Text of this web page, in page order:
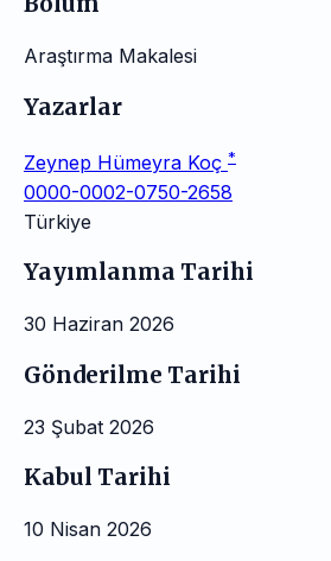
Araştırma Makalesi
Yazarlar
Zeynep Hümeyra Koç *
0000-0002-0750-2658
Türkiye
Yayımlanma Tarihi
30 Haziran 2026
Gönderilme Tarihi
23 Şubat 2026
Kabul Tarihi
10 Nisan 2026